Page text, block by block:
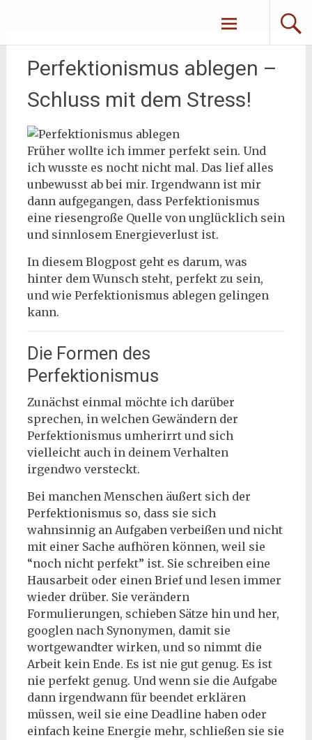
springen
Perfektionismus ablegen –
Schluss mit dem Stress!
Früher wollte ich immer perfekt sein. Und
ich wusste es nocht nicht mal. Das lief alles
unbewusst ab bei mir. Irgendwann ist mir
dann aufgegangen, dass Perfektionismus
eine riesengroße Quelle von unglücklich sein
und sinnlosem Energieverlust ist.
In diesem Blogpost geht es darum, was
hinter dem Wunsch steht, perfekt zu sein,
und wie Perfektionismus ablegen gelingen
kann.
Die Formen des
Perfektionismus
Zunächst einmal möchte ich darüber
sprechen, in welchen Gewändern der
Perfektionismus umherirrt und sich
vielleicht auch in deinem Verhalten
irgendwo versteckt.
Bei manchen Menschen äußert sich der
Perfektionismus so, dass sie sich
wahnsinnig an Aufgaben verbeißen und nicht
mit einer Sache aufhören können, weil sie
“noch nicht perfekt” ist. Sie schreiben eine
Hausarbeit oder einen Brief und lesen immer
wieder drüber. Sie verändern
Formulierungen, schieben Sätze hin und her,
googlen nach Synonymen, damit sie
wortgewandter wirken, und so nimmt die
Arbeit kein Ende. Es ist nie gut genug. Es ist
nie perfekt genug. Und wenn sie die Aufgabe
dann irgendwann für beendet erklären
müssen, weil sie eine Deadline haben oder
einfach keine Energie mehr, schließen sie sie